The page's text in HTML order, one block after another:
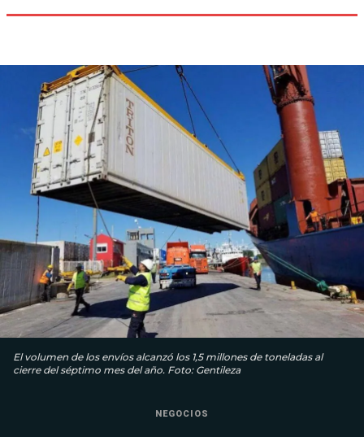
El volumen de los envíos alcanzó los 1,5 millones de toneladas al
cierre del séptimo mes del año. Foto: Gentileza
NEGOCIOS